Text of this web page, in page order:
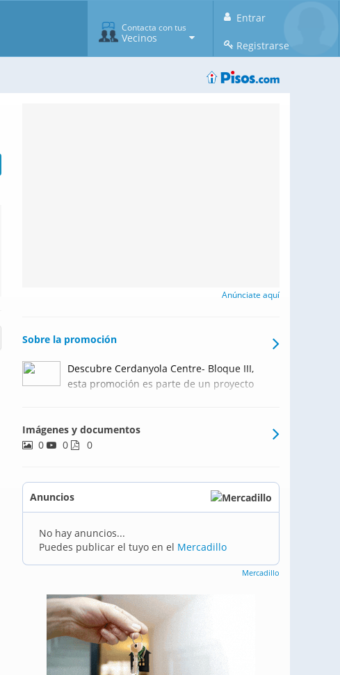
Entrar
Registrarse
Contacta con tus
Vecinos
Anúnciate aquí
Sobre la promoción
Descubre Cerdanyola Centre- Bloque III,
esta promoción es parte de un proyecto
de una extensa zona verde, te ofrecemos
la combinación perfecta para tu día a
Imágenes y documentos
0
0 0
Anuncios
No hay anuncios...
Puedes publicar el tuyo en el Mercadillo
Mercadillo